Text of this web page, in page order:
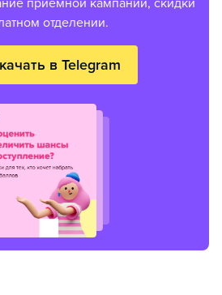
приемной кампании, скидки
отделении.
в Telegram